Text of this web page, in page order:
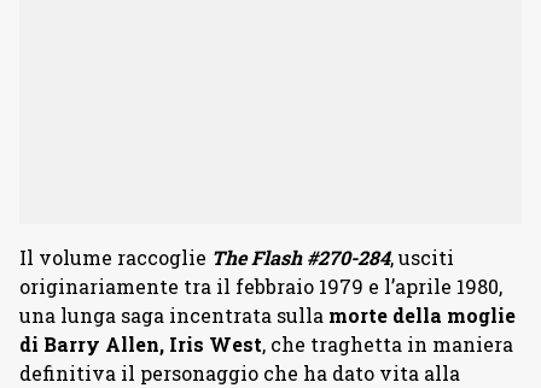
Il volume raccoglie The Flash #270-284, usciti
originariamente tra il febbraio 1979 e l’aprile 1980,
una lunga saga incentrata sulla morte della moglie
di Barry Allen, Iris West, che traghetta in maniera
definitiva il personaggio che ha dato vita alla